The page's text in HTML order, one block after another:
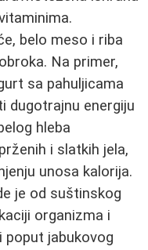
belo meso i riba
Na primer,
sa pahuljicama
dugotrajnu energiju
hleba
i slatkih jela,
unosa kalorija.
je od suštinskog
organizma i
jabukovog